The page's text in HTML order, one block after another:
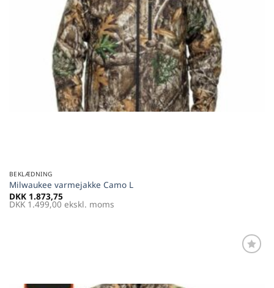
BEKLÆDNING
Milwaukee varmejakke Camo L
DKK 1.873,75
DKK 1.499,00 ekskl. moms